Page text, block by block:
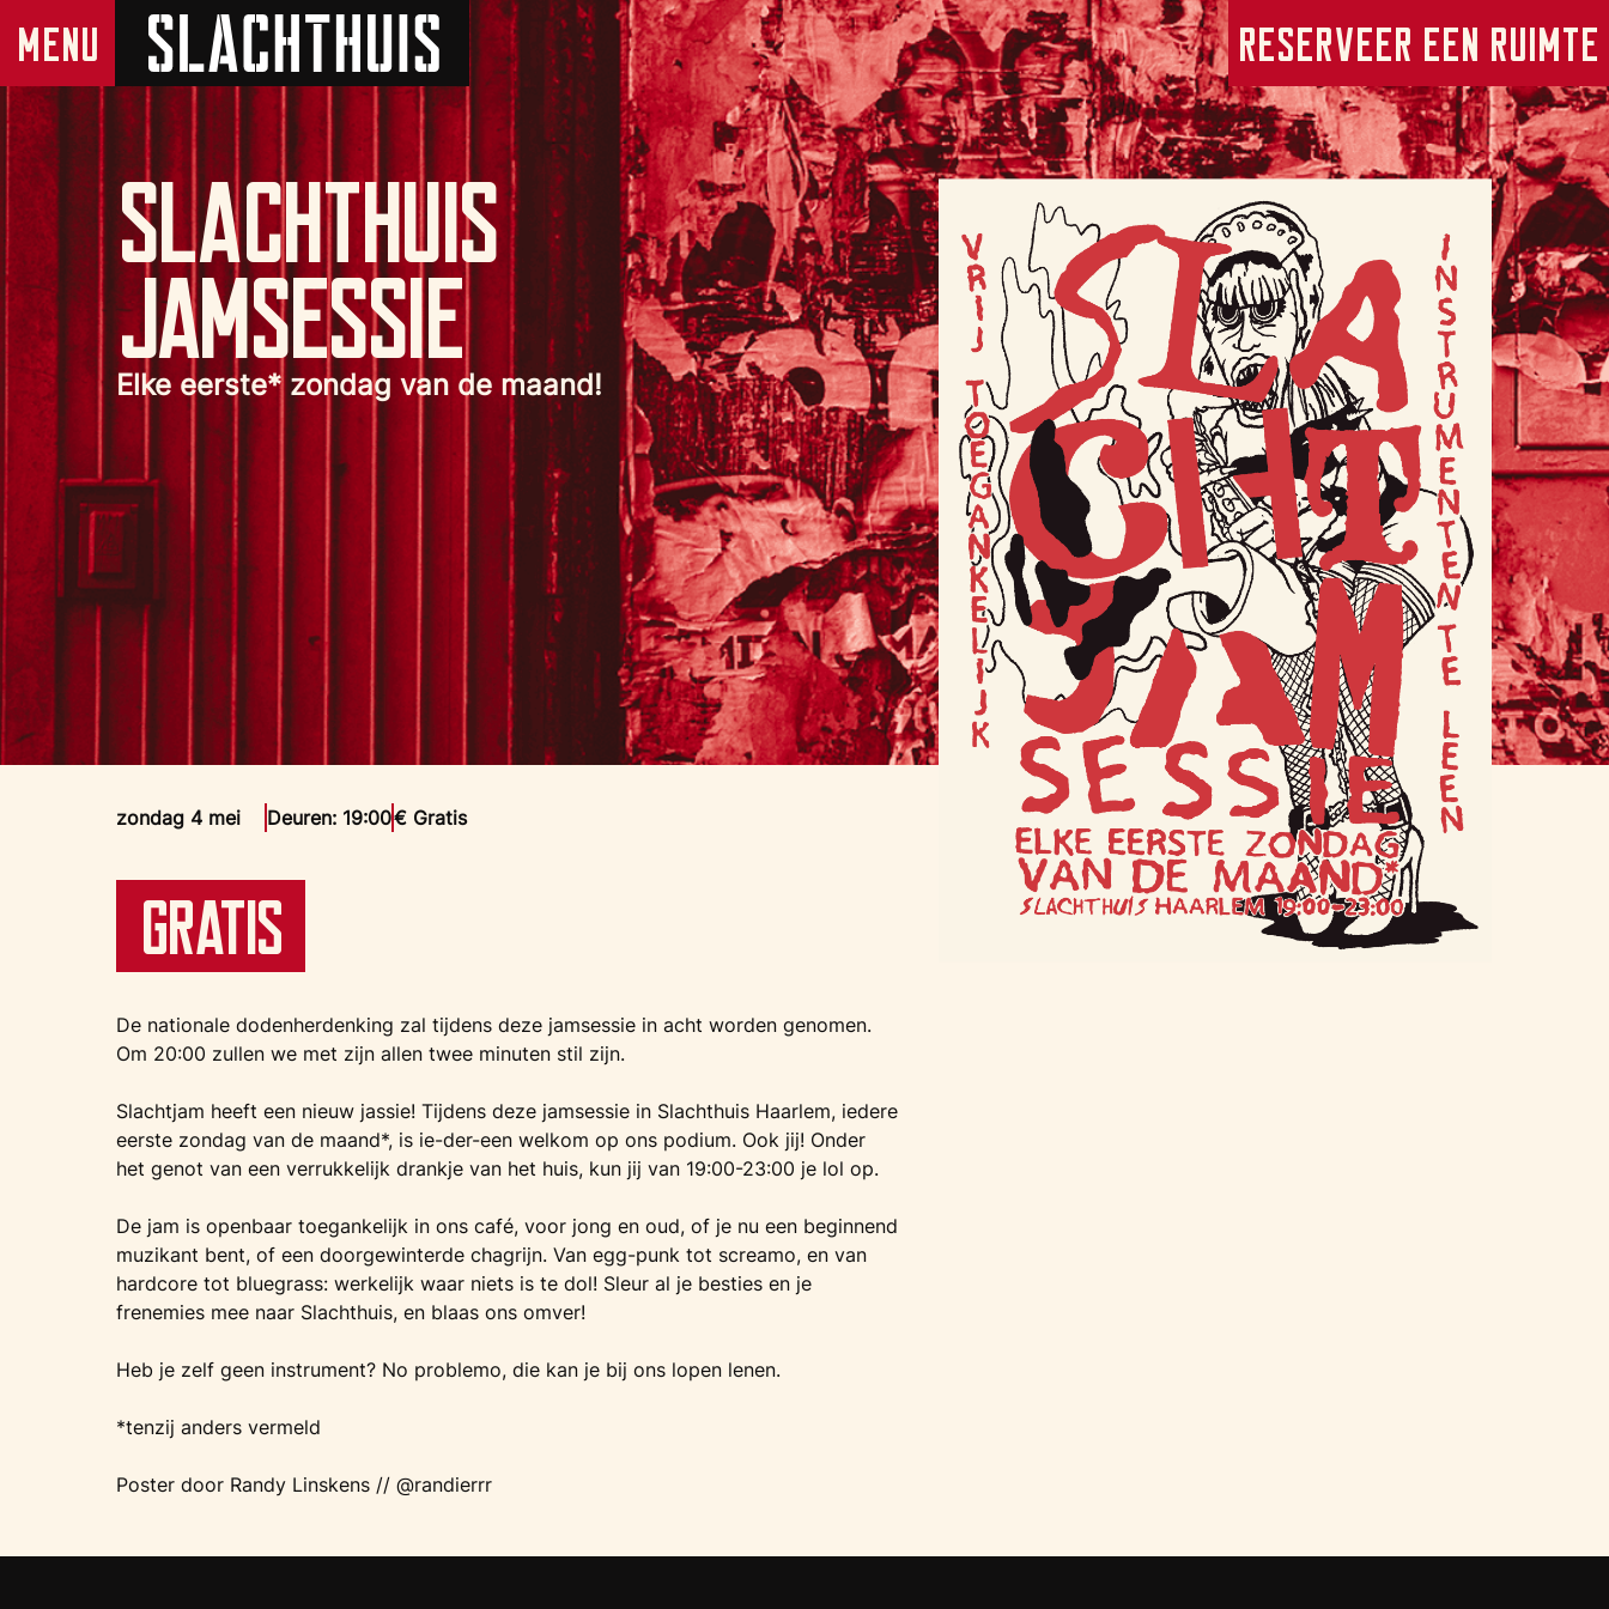
Reserveer een ruimte
SLACHTHUIS
JAMSESSIE
Elke eerste* zondag van de maand!
zondag 4 mei Deuren: 19:00€ Gratis
Gratis
De nationale dodenherdenking zal tijdens deze jamsessie in acht worden genomen.
Om 20:00 zullen we met zijn allen twee minuten stil zijn.
Slachtjam heeft een nieuw jassie! Tijdens deze jamsessie in Slachthuis Haarlem, iedere
eerste zondag van de maand*, is ie-der-een welkom op ons podium. Ook jij! Onder
het genot van een verrukkelijk drankje van het huis, kun jij van 19:00-23:00 je lol op.
De jam is openbaar toegankelijk in ons café, voor jong en oud, of je nu een beginnend
muzikant bent, of een doorgewinterde chagrijn. Van egg-punk tot screamo, en van
hardcore tot bluegrass: werkelijk waar niets is te dol! Sleur al je besties en je
frenemies mee naar Slachthuis, en blaas ons omver!
Heb je zelf geen instrument? No problemo, die kan je bij ons lopen lenen.
*tenzij anders vermeld
Poster door Randy Linskens // @randierrr